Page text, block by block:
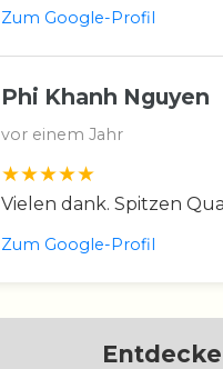
Zum Google-Profil
Phi Khanh Nguyen
vor einem Jahr
Vielen dank. Spitzen
Zum Google-Profil